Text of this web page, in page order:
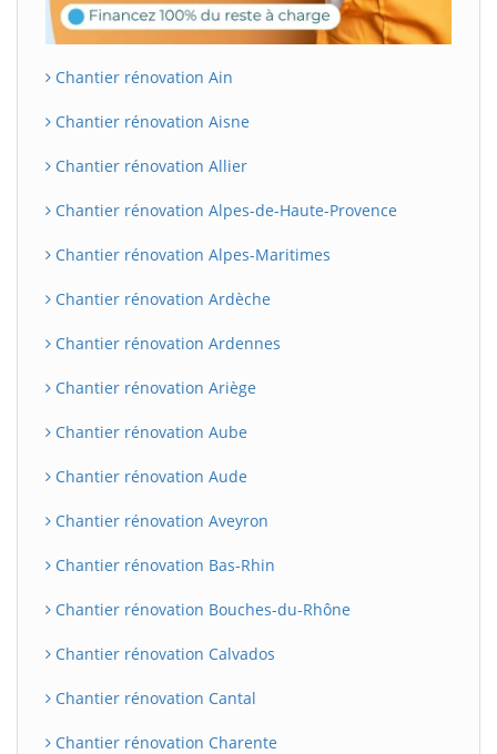
Chantier rénovation Ain
Chantier rénovation Aisne
Chantier rénovation Allier
Chantier rénovation Alpes-de-Haute-Provence
Chantier rénovation Alpes-Maritimes
Chantier rénovation Ardèche
Chantier rénovation Ardennes
Chantier rénovation Ariège
Chantier rénovation Aube
Chantier rénovation Aude
Chantier rénovation Aveyron
Chantier rénovation Bas-Rhin
Chantier rénovation Bouches-du-Rhône
Chantier rénovation Calvados
Chantier rénovation Cantal
Chantier rénovation Charente